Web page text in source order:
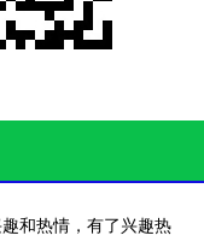
和热情，有了兴趣热